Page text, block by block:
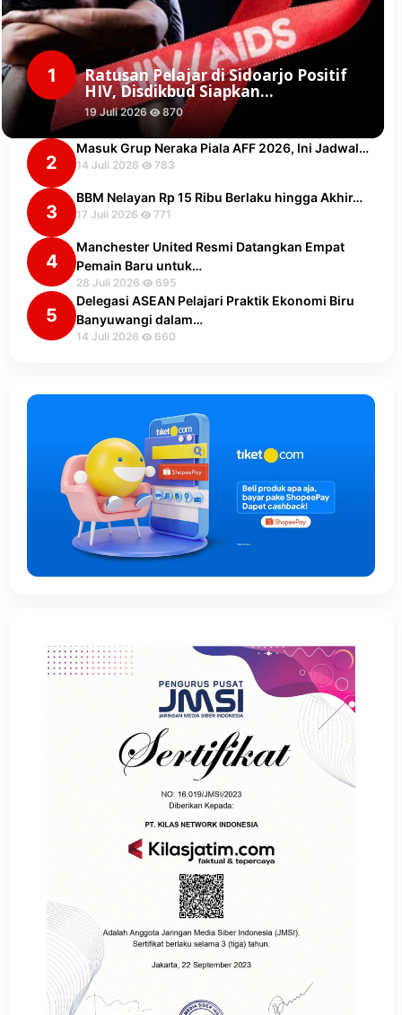
1 Ratusan Pelajar di Sidoarjo Positif
HIV, Disdikbud Siapkan…
19 Juli 2026 870
2
Masuk Grup Neraka Piala AFF 2026, Ini Jadwal…
14 Juli 2026 783
3
BBM Nelayan Rp 15 Ribu Berlaku hingga Akhir…
17 Juli 2026 771
4
Manchester United Resmi Datangkan Empat
Pemain Baru untuk…
28 Juli 2026 695
5
Delegasi ASEAN Pelajari Praktik Ekonomi Biru
Banyuwangi dalam…
14 Juli 2026 660